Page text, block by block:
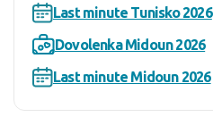
Last minute Tunisko 2026
Dovolenka Midoun 2026
Last minute Midoun 2026